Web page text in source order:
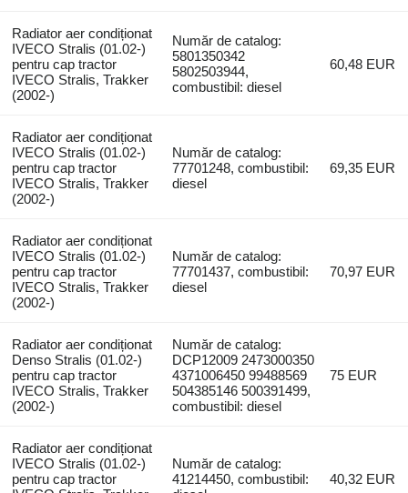
Radiator aer condiționat
IVECO Stralis (01.02-)
pentru cap tractor
IVECO Stralis, Trakker
(2002-)
Număr de catalog:
5801350342
5802503944,
combustibil: diesel
60,48 EUR
Radiator aer condiționat
IVECO Stralis (01.02-)
pentru cap tractor
IVECO Stralis, Trakker
(2002-)
Număr de catalog:
77701248, combustibil:
diesel
69,35 EUR
Radiator aer condiționat
IVECO Stralis (01.02-)
pentru cap tractor
IVECO Stralis, Trakker
(2002-)
Număr de catalog:
77701437, combustibil:
diesel
70,97 EUR
Radiator aer condiționat
Denso Stralis (01.02-)
pentru cap tractor
IVECO Stralis, Trakker
(2002-)
Număr de catalog:
DCP12009 2473000350
4371006450 99488569
504385146 500391499,
combustibil: diesel
75 EUR
Radiator aer condiționat
IVECO Stralis (01.02-)
pentru cap tractor
Număr de catalog:
41214450, combustibil:
40,32 EUR